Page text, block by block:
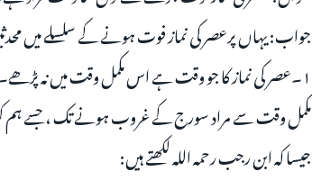
جواب: یہاں پرعصر کی نماز فوت ہونے کے سلسلے میں
۱۔عصر کی نماز کا جو وقت ہے اس مکمل وقت میں نہ پڑھے۔
مکمل وقت سے مراد سورج کے غروب ہونے تک ، جسے ہم
جیسا کہ ابن رجب رحمہ اللہ لکھتے ہیں: